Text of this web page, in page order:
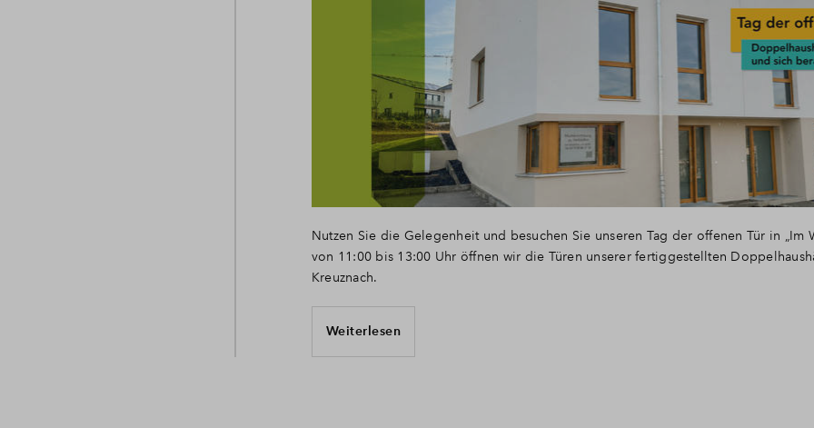
Nutzen Sie die Gelegenheit und besuchen Sie unseren Tag der offenen Tür in „Im
von 11:00 bis 13:00 Uhr öffnen wir die Türen unserer fertiggestellten
Kreuznach.
Weiterlesen